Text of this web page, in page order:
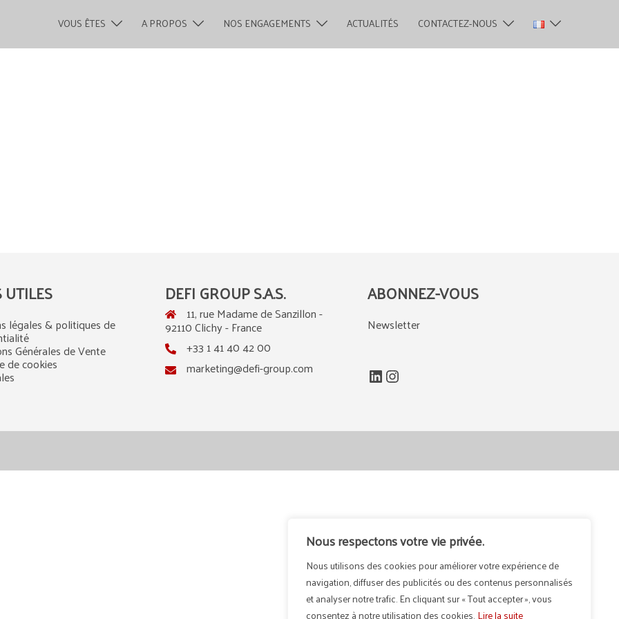
Nous respectons votre vie privée.
Nous utilisons des cookies pour améliorer votre expérience de
navigation, diffuser des publicités ou des contenus personnalisés
et analyser notre trafic. En cliquant sur « Tout accepter », vous
consentez à notre utilisation des cookies. Lire la suite
VOUS ÊTES A PROPOS NOS ENGAGEMENTS ACTUALITÉS CONTACTEZ-NOUS
UTILES
légales & politiques de
Générales de Vente
de cookies
DEFI GROUP S.A.S.
11, rue Madame de Sanzillon -
92110 Clichy - France
+33 1 41 40 42 00
marketing@defi-group.com
ABONNEZ-VOUS
Newsletter
LinkedIn
Instagram